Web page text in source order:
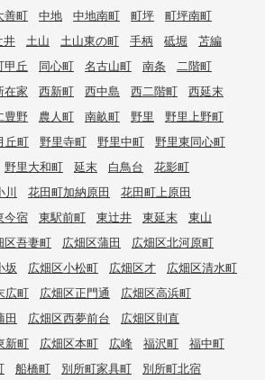
善町 中地 中地南町 町坪
町坪南町
井 土山 土山東の町 手柄 砥堀
苫編
甲丘 同心町 名古山町 南条
二階町
在家 西新町 西中島 西二階町
西延末
豊野 農人町 南畝町 野里
野里上野町
丘町 野里寺町 野里中町
野里東同心町
野里大和町 延末 白鳥台
花影町
川 花田町加納原田
花田町上原田
今宿 東駅前町 東辻井 東延末
東山
区吾妻町 広畑区蒲田
広畑区北河原町
坂 広畑区小松町 広畑区才
広畑区清水町
広町 広畑区正門通
広畑区高浜町
田 広畑区西夢前台
広畑区則直
新町 広畑区本町 広峰 福沢町
福中町
船橋町 別所町家具町
別所町北宿